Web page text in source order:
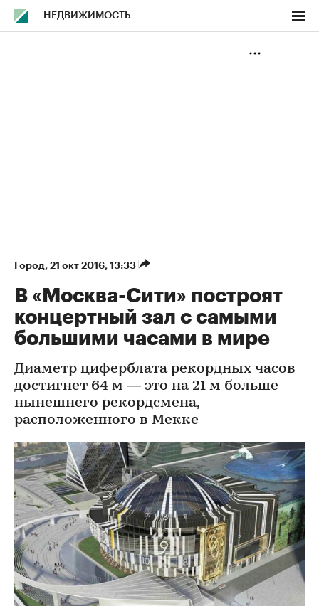
НЕДВИЖИМОСТЬ
Город⁠, 21 окт 2016, 13:33
В «Москва-Сити» построят
концертный зал с самыми
большими часами в мире
Диаметр циферблата рекордных часов
достигнет 64 м — это на 21 м больше
нынешнего рекордсмена,
расположенного в Мекке